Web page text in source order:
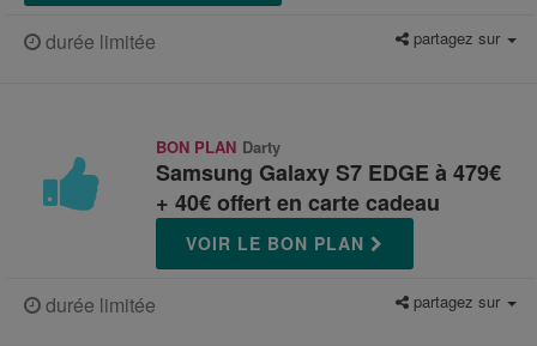
durée limitée partagez sur
BON PLAN Darty
Samsung Galaxy S7 EDGE à 479€
+ 40€ offert en carte cadeau
VOIR LE BON PLAN
durée limitée partagez sur